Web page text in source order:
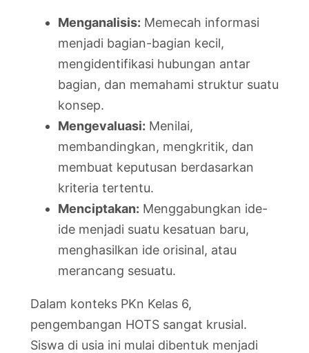
Menganalisis: Memecah informasi
menjadi bagian-bagian kecil,
mengidentifikasi hubungan antar
bagian, dan memahami struktur suatu
konsep.
Mengevaluasi: Menilai,
membandingkan, mengkritik, dan
membuat keputusan berdasarkan
kriteria tertentu.
Menciptakan: Menggabungkan ide-
ide menjadi suatu kesatuan baru,
menghasilkan ide orisinal, atau
merancang sesuatu.
Dalam konteks PKn Kelas 6,
pengembangan HOTS sangat krusial.
Siswa di usia ini mulai dibentuk menjadi